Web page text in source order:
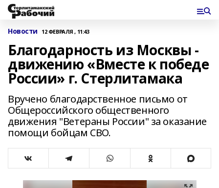
Новости 12 ФЕВРАЛЯ , 11:43
Благодарность из Москвы -
движению «Вместе к победе
России» г. Стерлитамака
Вручено благодарственное письмо от
Общероссийского общественного
движения "Ветераны России" за оказание
помощи бойцам СВО.